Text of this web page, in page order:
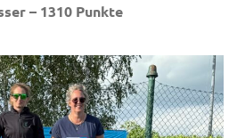
– 1310 Punkte